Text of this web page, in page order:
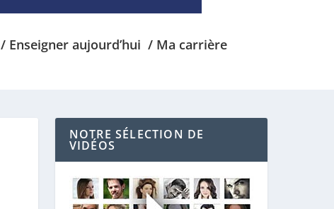
/ Enseigner aujourd’hui / Ma carrière
NOTRE SÉLECTION DE
VIDÉOS